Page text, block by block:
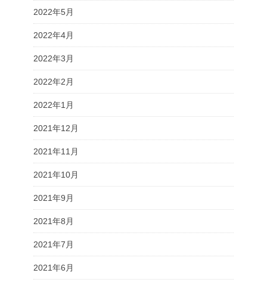
2022年5月
2022年4月
2022年3月
2022年2月
2022年1月
2021年12月
2021年11月
2021年10月
2021年9月
2021年8月
2021年7月
2021年6月